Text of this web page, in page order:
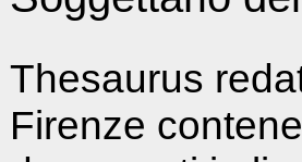
Thesaurus
Firenze